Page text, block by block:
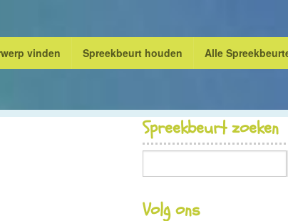
vinden Spreekbeurt houden Alle
Spreekbeurt zoeken
Volg ons